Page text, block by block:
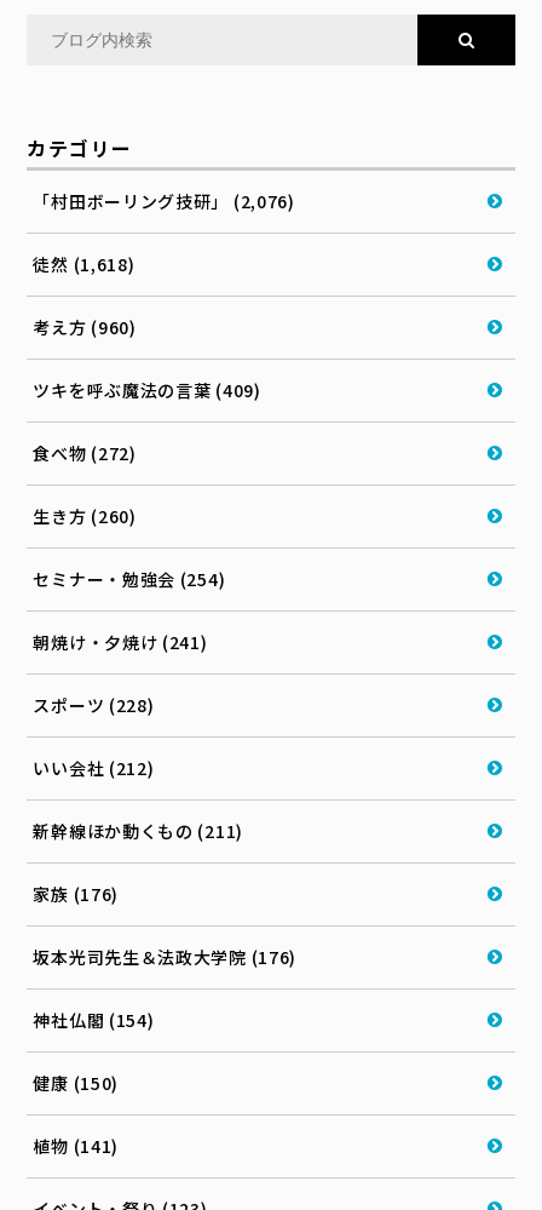
カテゴリー
「村田ボーリング技研」 (2,076)
徒然 (1,618)
考え方 (960)
ツキを呼ぶ魔法の言葉 (409)
食べ物 (272)
生き方 (260)
セミナー・勉強会 (254)
朝焼け・夕焼け (241)
スポーツ (228)
いい会社 (212)
新幹線ほか動くもの (211)
家族 (176)
坂本光司先生＆法政大学院 (176)
神社仏閣 (154)
健康 (150)
植物 (141)